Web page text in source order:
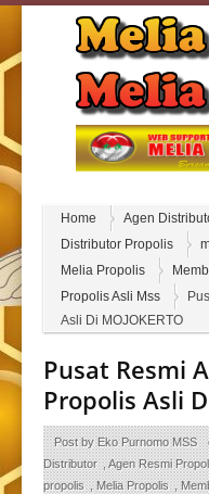
Home Agen
Distributor Propolis
Melia Propolis
Propolis Asli Mss
Asli Di MOJOKERTO
Pusat Resmi
Propolis Asli
Post byEko Purnomo MSS
Distributor ,Agen Resmi
propolis ,Melia Propolis ,